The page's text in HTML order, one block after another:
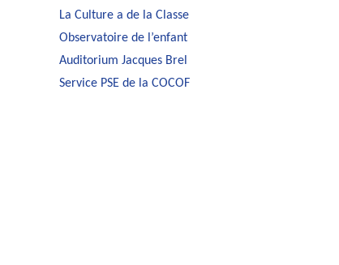
La Culture a de la Classe
Observatoire de l’enfant
Auditorium Jacques Brel
Service PSE de la COCOF